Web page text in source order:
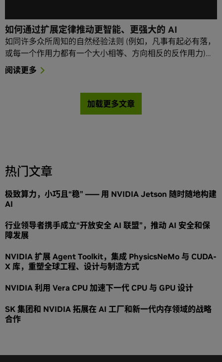
如何通过扩展定律推动更智能、更强大的 AI
如同许多众所周知的自然经验法则 (例如，凡事有起必有落，
或每一个作用力都有一个大小相等、方向相反的反作用力)…
阅读更多
加载更多文章
热门文章
极致算力，小巧且“稳” —— 用 NVIDIA Jetson 随时随地构建
AI
行业领导者携手成立“开放安全 AI 联盟”，推动 AI 安全和保
障发展
NVIDIA 扩展 Agent Toolkit，集成 PhysicsNeMo 与 CUDA-
X 库，重塑全球工程、设计与制造方式
NVIDIA 利用 Vera CPU 加速下一代 CPU 与 GPU 设计
SK 集团和 NVIDIA 拓展在 AI 工厂和新一代内存领域的战略
合作